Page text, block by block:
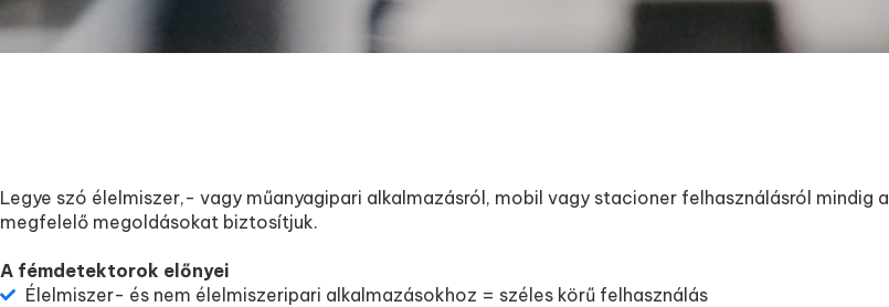
Legye szó élelmiszer,- vagy műanyagipari alkalmazásról, mobil vagy stacioner felhasználásról mindig a
megfelelő megoldásokat biztosítjuk.
A fémdetektorok előnyei
Élelmiszer- és nem élelmiszeripari alkalmazásokhoz = széles körű felhasználás